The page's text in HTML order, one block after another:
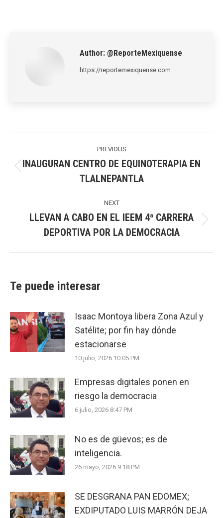
Author: @ReporteMexiquense
https://reportemexiquense.com
PREVIOUS
Previous
post:
INAUGURAN CENTRO DE EQUINOTERAPIA EN
TLALNEPANTLA
NEXT
post:
LLEVAN A CABO EN EL IEEM 4ª CARRERA
DEPORTIVA POR LA DEMOCRACIA
Te puede interesar
Isaac Montoya libera Zona Azul y
Satélite; por fin hay dónde
estacionarse
10 julio, 2026 10:05 PM
Empresas digitales ponen en
riesgo la democracia
6 julio, 2026 8:47 PM
No es de güevos; es de
inteligencia.
26 mayo, 2026 9:18 PM
SE DESGRANA PAN EDOMEX;
EXDIPUTADO LUIS MARRÓN DEJA